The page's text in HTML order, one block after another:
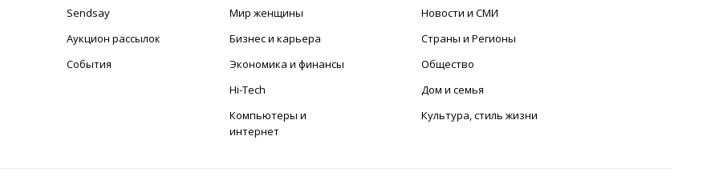
Sendsay
Аукцион рассылок
События
Мир женщины
Бизнес и карьера
Экономика и финансы
Hi-Tech
Компьютеры и
интернет
Новости и СМИ
Страны и Регионы
Общество
Дом и семья
Культура, стиль жизни